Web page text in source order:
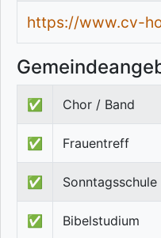
https://www.cv-
✅ Chor / Band
✅ Frauentreff
✅ Sonntagsschule
✅ Bibelstudium